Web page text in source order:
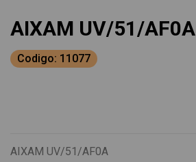
AIXAM UV/51/AF0A
Codigo: 11077
AIXAM UV/51/AF0A